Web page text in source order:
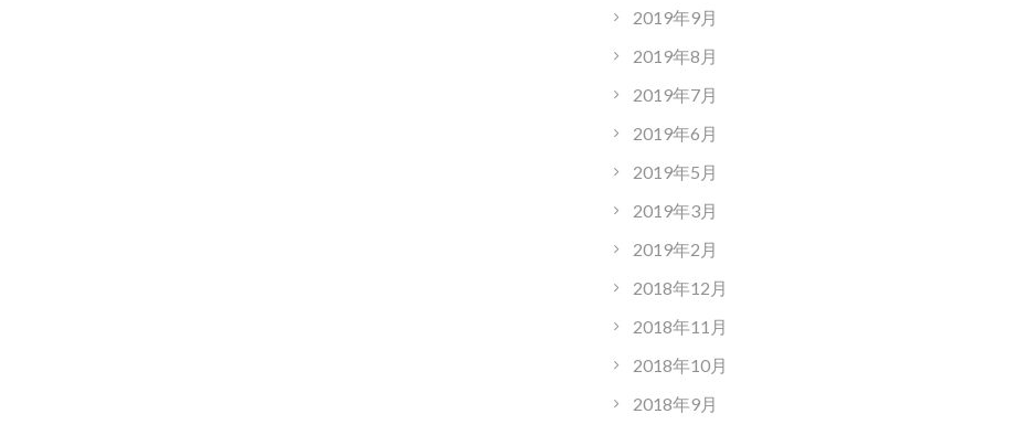
2019年9月
2019年8月
2019年7月
2019年6月
2019年5月
2019年3月
2019年2月
2018年12月
2018年11月
2018年10月
2018年9月